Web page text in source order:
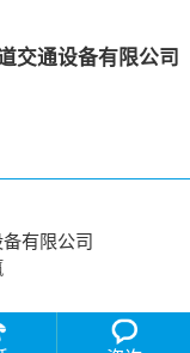
交通设备有限公司
有限公司